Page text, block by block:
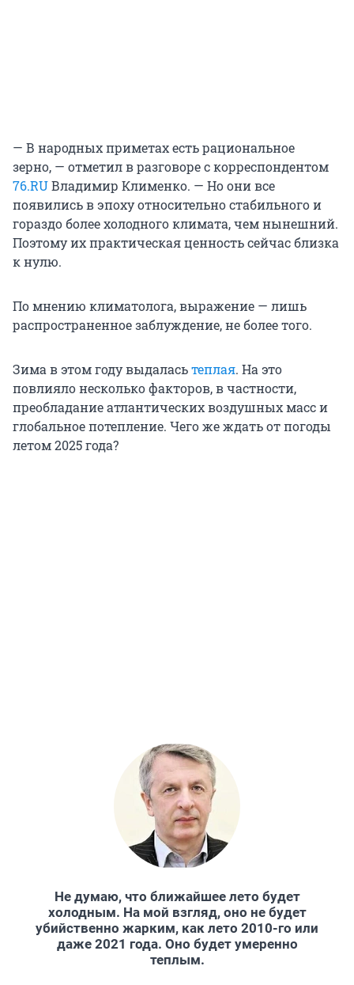
— В народных приметах есть рациональное
зерно, — отметил в разговоре с корреспондентом
76.RUВладимир Клименко. — Но они все
появились в эпоху относительно стабильного и
гораздо более холодного климата, чем нынешний.
Поэтому их практическая ценность сейчас близка
к нулю.
По мнению климатолога, выражение — лишь
распространенное заблуждение, не более того.
Зима в этом году выдаласьтеплая. На это
повлияло несколько факторов, в частности,
преобладание атлантических воздушных масс и
глобальное потепление. Чего же ждать от погоды
летом 2025 года?
Не думаю, что ближайшее лето будет
холодным. На мой взгляд, оно не будет
убийственно жарким, как лето 2010-го или
даже 2021 года. Оно будет умеренно
теплым.